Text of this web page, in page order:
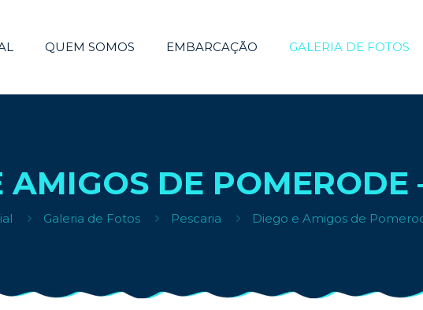
QUEM SOMOS EMBARCAÇÃO GALERIA DE FOTOS
AMIGOS DE
Galeria de Fotos Pescaria Diego e Amigos de